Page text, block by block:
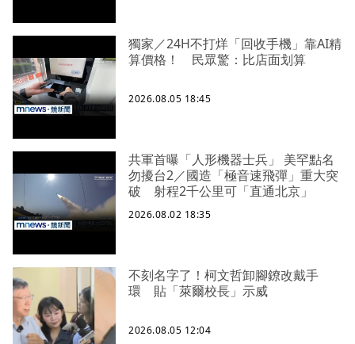
獨家／24H不打烊「回收手機」靠AI精
算價格！ 民眾驚：比店面划算
2026.08.05 18:45
共軍首曝「人形機器士兵」 美罕點名
勿擾台2／國造「極音速飛彈」重大突
破 射程2千公里可「直通北京」
2026.08.02 18:35
不刻名字了！柯文哲卸腳鐐改戴手
環 貼「萊爾校長」示威
2026.08.05 12:04